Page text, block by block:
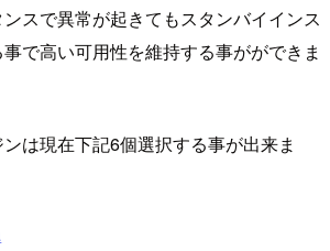
スで異常が起きてもスタンバイインス
で高い可用性を維持する事がができま
は現在下記6個選択する事が出来ま